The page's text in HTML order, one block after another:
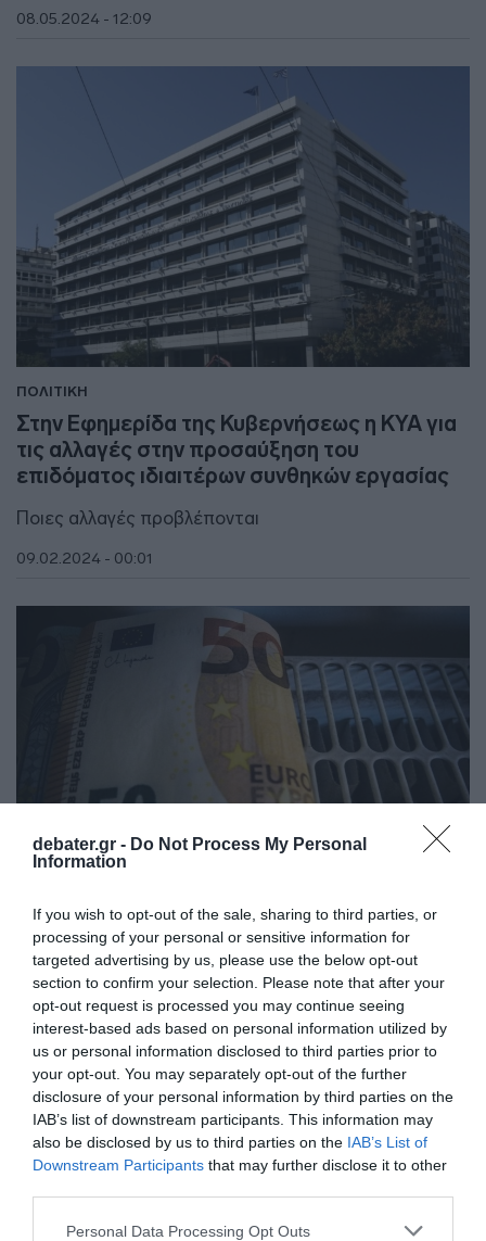
debater.gr - Do Not Process My Personal
Information
If you wish to opt-out of the sale, sharing to third parties, or
processing of your personal or sensitive information for
targeted advertising by us, please use the below opt-out
section to confirm your selection. Please note that after your
opt-out request is processed you may continue seeing
interest-based ads based on personal information utilized by
us or personal information disclosed to third parties prior to
your opt-out. You may separately opt-out of the further
disclosure of your personal information by third parties on the
IAB’s list of downstream participants. This information may
also be disclosed by us to third parties on the IAB’s List of
Downstream Participants that may further disclose it to other
Please note that this website/app uses one or more Google
Personal Data Processing Opt Outs
08.05.2024 - 12:09
ΠΟΛΙΤΙΚΗ
Στην Εφημερίδα της Κυβερνήσεως η ΚΥΑ για
τις αλλαγές στην προσαύξηση του
επιδόματος ιδιαιτέρων συνθηκών εργασίας
Ποιες αλλαγές προβλέπονται
09.02.2024 - 00:01
ΟΙΚΟΝΟΜΙΑ
Επίδομα θέρμανσης με ρεύμα: Ξεκίνησαν οι
αιτήσεις – Οι δικαιούχοι και τα ποσά
Η έκτακτη ενίσχυση κυμαίνεται από 45 έως 480 ευρώ
21.12.2023 - 18:55